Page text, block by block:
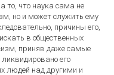
то, что наука сама не
но и может служить ему
причины его,
в общественных
приняв даже самые
ликвидировано его
людей над другими и